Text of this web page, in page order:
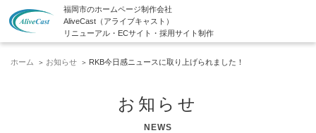
福岡市のホームページ制作会社
AliveCast（アライブキャスト）
リニューアル・ECサイト・採用サイト制作
ホーム お知らせ RKB今日感ニュースに取り上げられました！
お知らせ
NEWS